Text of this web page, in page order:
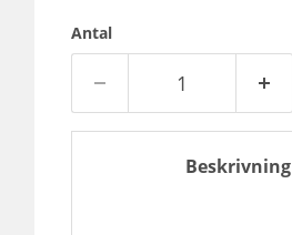
Antal
Beskrivning